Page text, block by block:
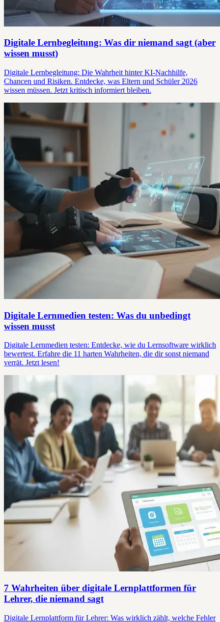
Digitale Lernbegleitung: Was dir niemand sagt (aber
wissen musst)
Digitale Lernbegleitung: Die Wahrheit hinter KI-Nachhilfe,
Chancen und Risiken. Entdecke, was Eltern und Schüler 2026
wissen müssen. Jetzt kritisch informiert bleiben.
Digitale Lernmedien testen: Was du unbedingt
wissen musst
Digitale Lernmedien testen: Entdecke, wie du Lernsoftware wirklich
bewertest. Erfahre die 11 harten Wahrheiten, die dir sonst niemand
verrät. Jetzt lesen!
7 Wahrheiten über digitale Lernplattformen für
Lehrer, die niemand sagt
Digitale Lernplattform für Lehrer: Was wirklich zählt, welche Fehler